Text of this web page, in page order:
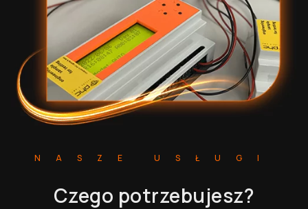
NASZE USŁUGI
Czego potrzebujesz?